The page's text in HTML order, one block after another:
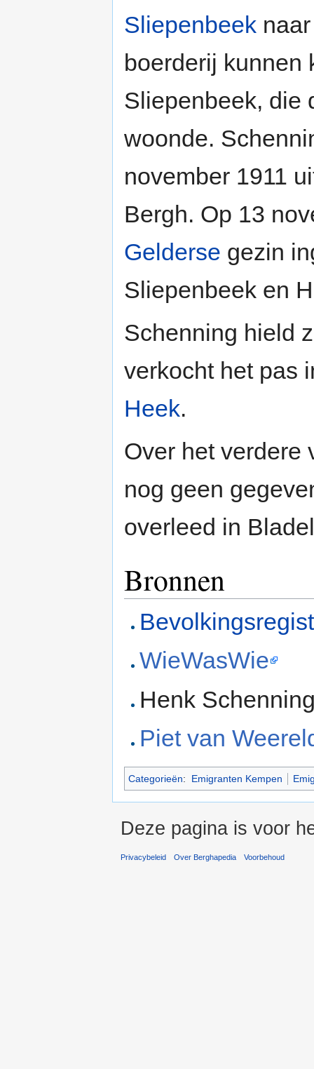
Sliepenbeek
boerderij kunnen
Sliepenbeek, die
woonde.
november 1911
Bergh. Op 13
Gelderse gezin
Sliepenbeek en
Schenning hield
verkocht het pas
Heek.
Over het verdere
nog geen
overleed in
Bronnen
WieWasWie
Henk
Piet van
Categorieën: Emigranten Kempen
Deze pagina is voor
Privacybeleid Over Berghapedia Voorbehoud